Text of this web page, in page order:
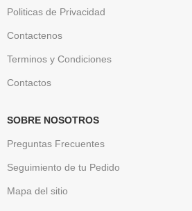
Politicas de Privacidad
Contactenos
Terminos y Condiciones
Contactos
SOBRE NOSOTROS
Preguntas Frecuentes
Seguimiento de tu Pedido
Mapa del sitio